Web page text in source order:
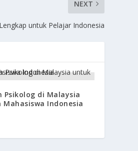
NEXT
untuk Pelajar Indonesia
Psikolog di Malaysia
Mahasiswa Indonesia